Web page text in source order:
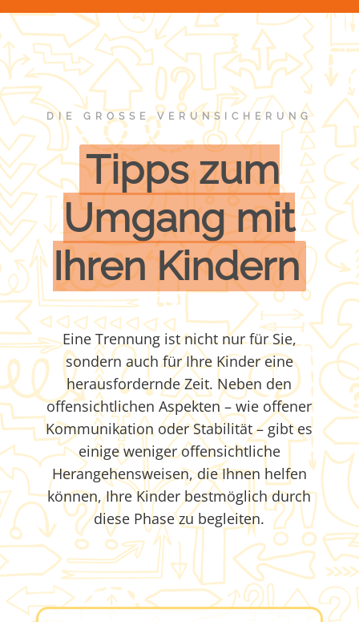
DIE GROSSE VERUNSICHERUNG
Tipps zum
Umgang mit
Ihren Kindern
Eine Trennung ist nicht nur für Sie,
sondern auch für Ihre Kinder eine
herausfordernde Zeit. Neben den
offensichtlichen Aspekten – wie offener
Kommunikation oder Stabilität – gibt es
einige weniger offensichtliche
Herangehensweisen, die Ihnen helfen
können, Ihre Kinder bestmöglich durch
diese Phase zu begleiten.